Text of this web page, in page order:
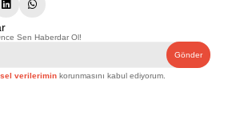
Sen Haberdar Ol!
Gönder
verilerimin korunmasını kabul ediyorum.